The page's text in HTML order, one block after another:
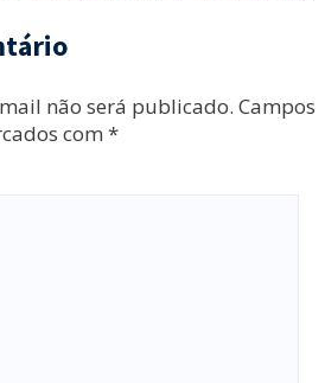
não será publicado. Campos
com *